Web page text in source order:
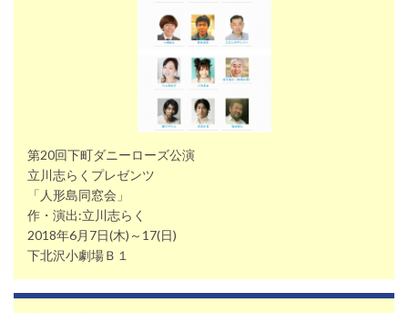
第20回下町ダニーローズ公演
立川志らくプレゼンツ
「人形島同窓会」
作・演出:立川志らく
2018年6月7日(木)～17(日)
下北沢小劇場Ｂ１